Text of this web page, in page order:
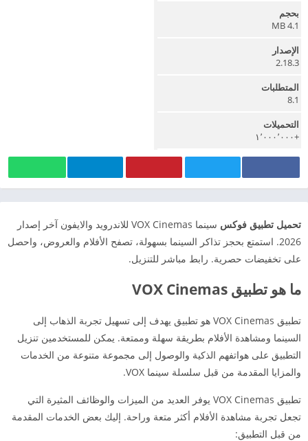
بحجم
4.1 MB
الإصدار
2.18.3
المتطلبات
8.1
التحميلات
+١٬٠٠٠٬٠٠٠
تحميل تطبيق فوكس
سينما VOX Cinemas للاندرويد والايفون آخر إصدار
2026. استمتع بحجز تذاكر السينما بسهولة، تصفح الأفلام والعروض، واحصل
على تخفيضات حصرية. رابط مباشر للتنزيل.
ما هو تطبيق VOX Cinemas
تطبيق VOX Cinemas هو تطبيق يهدف إلى تسهيل تجربة الذهاب إلى
السينما ومشاهدة الأفلام بطريقة سهلة وممتعة. يمكن للمستخدمين تنزيل
التطبيق على هواتفهم الذكية والوصول إلى مجموعة متنوعة من الخدمات
والمزايا المقدمة من قبل سلسلة سينما VOX.
تطبيق VOX Cinemas يوفر العديد من الميزات والوظائف المثيرة التي
تجعل تجربة مشاهدة الأفلام أكثر متعة وراحة. إليك بعض الخدمات المقدمة
من قبل التطبيق: